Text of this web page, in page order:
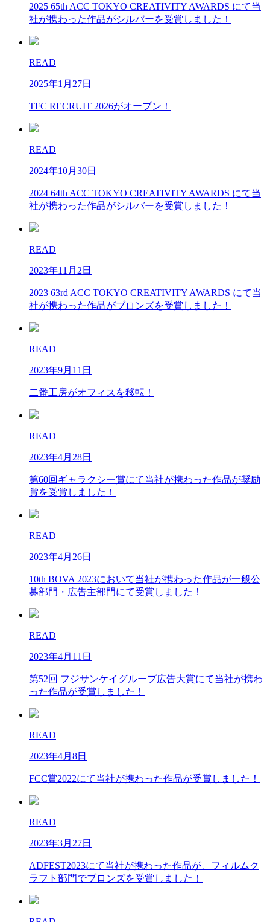
2025 65th ACC TOKYO CREATIVITY AWARDS にて当
社が携わった作品がシルバーを受賞しました！
READ
2025年1月27日
TFC RECRUIT 2026がオープン！
READ
2024年10月30日
2024 64th ACC TOKYO CREATIVITY AWARDS にて当
社が携わった作品がシルバーを受賞しました！
READ
2023年11月2日
2023 63rd ACC TOKYO CREATIVITY AWARDS にて当
社が携わった作品がブロンズを受賞しました！
READ
2023年9月11日
二番工房がオフィスを移転！
READ
2023年4月28日
第60回ギャラクシー賞にて当社が携わった作品が奨励
賞を受賞しました！
READ
2023年4月26日
10th BOVA 2023において当社が携わった作品が一般公
募部門・広告主部門にて受賞しました！
READ
2023年4月11日
第52回 フジサンケイグループ広告大賞にて当社が携わ
った作品が受賞しました！
READ
2023年4月8日
FCC賞2022にて当社が携わった作品が受賞しました！
READ
2023年3月27日
ADFEST2023にて当社が携わった作品が、フィルムク
ラフト部門でブロンズを受賞しました！